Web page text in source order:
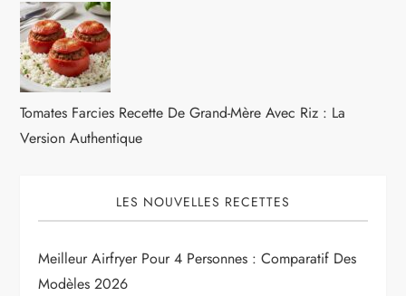
Tomates Farcies Recette De Grand-Mère Avec Riz : La
Version Authentique
LES NOUVELLES RECETTES
Meilleur Airfryer Pour 4 Personnes : Comparatif Des
Modèles 2026